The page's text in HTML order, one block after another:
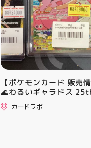
【ポケモンカード 販売
🌊わるいギャラドス
ーリエのピッピex 🔮ミ
vmax UR 入荷いたしま
カードラボ